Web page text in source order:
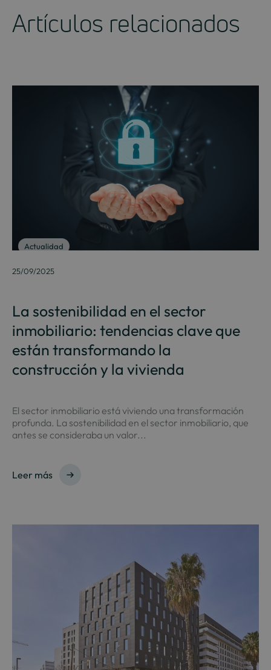
Artículos relacionados
Actualidad
25/09/2025
La sostenibilidad en el sector
inmobiliario: tendencias clave que
están transformando la
construcción y la vivienda
El sector inmobiliario está viviendo una transformación
profunda. La sostenibilidad en el sector inmobiliario, que
antes se consideraba un valor...
Leer más